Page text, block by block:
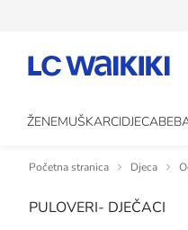
ŽENEMUŠKARCIDJECA
Početna stranica Djeca
PULOVERI- DJEČACI